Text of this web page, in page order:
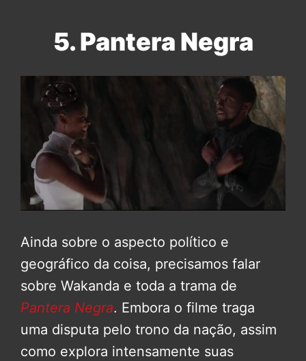
5. Pantera Negra
Ainda sobre o aspecto político e
geográfico da coisa, precisamos falar
sobre Wakanda e toda a trama de
Pantera Negra. Embora o filme traga
uma disputa pelo trono da nação, assim
como explora intensamente suas